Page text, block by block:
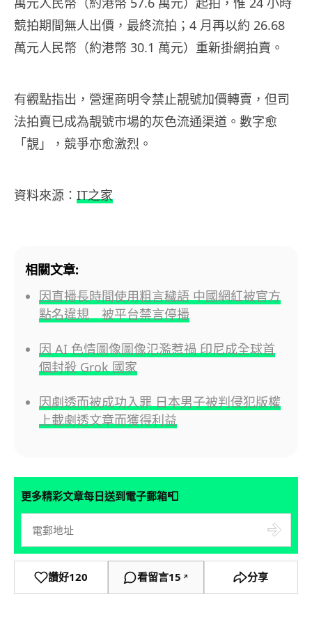
競拍期間無人出價，最終流拍；4 月再以約 26.68
萬元人民幣（約港幣 30.1 萬元）重新掛網拍賣。
有觀點指出，營運商明令禁止靚號加價轉賣，但司
法拍賣已成為靚號市場的灰色流通渠道。數字愈
「靚」，競爭亦愈激烈。
資料來源： IT之家
相關文章:
因直播長時間使用粗言穢語 中國網紅被官方
點名違規 被平台禁言停播
因 AI 色情圖像圖像氾濫惹禍 印尼成全球首
個封殺 Grok 國家
因劇透而被成功入罪 日本男子被判侵犯版權
上載劇透文章而獲得利益
更多精彩文章每日送到電子郵箱📮
讚好120 看留言15 ↗ 分享